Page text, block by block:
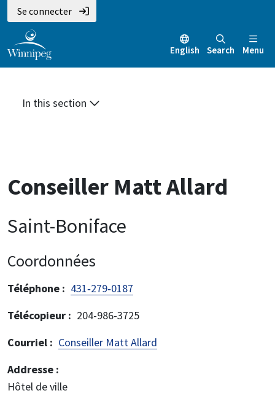
Aller
au
contenu
principal
Skip
to
main
menu
Skip
to
footer
Se connecter
English Search Menu
In this section
Conseiller Matt Allard
Saint-Boniface
Coordonnées
Téléphone
431‑279‑0187
Télécopieur
204-986-3725
Courriel
Conseiller Matt Allard
Addresse :
Hôtel de ville